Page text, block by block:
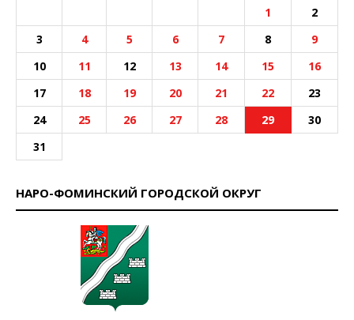
1
2
3
4 5 6 7 8
9
10
11 12 13 14 15
16
17
18 19 20 21 22
23
24
25 26 27 28 29
30
31
НАРО-ФОМИНСКИЙ ГОРОДСКОЙ ОКРУГ